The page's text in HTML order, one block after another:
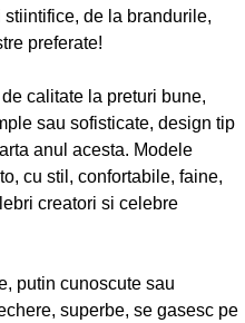
de la brandurile,
preferate!
calitate la preturi bune,
sau sofisticate, design tip
anul acesta. Modele
cu stil, confortabile, faine,
creatori si celebre
putin cunoscute sau
superbe, se gasesc pe